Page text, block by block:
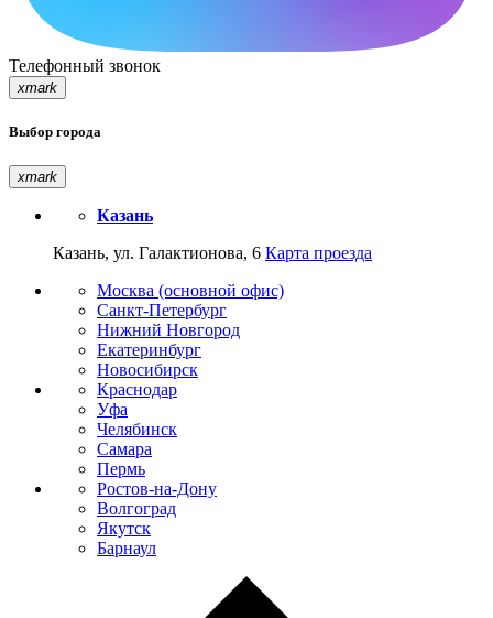
Телефонный звонок
xmark
Выбор города
xmark
Казань
Казань, ул. Галактионова, 6 Карта проезда
Москва (основной офис)
Санкт-Петербург
Нижний Новгород
Екатеринбург
Новосибирск
Краснодар
Уфа
Челябинск
Самара
Пермь
Ростов-на-Дону
Волгоград
Якутск
Барнаул